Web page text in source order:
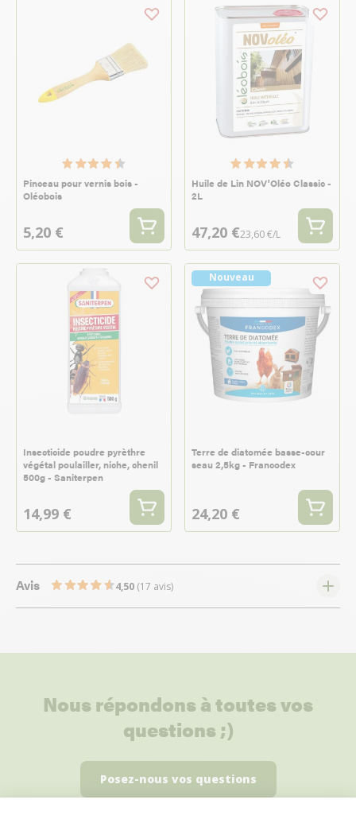
Pinceau pour vernis bois -
Oléobois
5,20 €
Huile de Lin NOV'Oléo Classic -
2L
47,20 €23,60 €/L
Insecticide poudre pyrèthre
végétal poulailler, niche, chenil
500g - Saniterpen
14,99 €
Nouveau
Terre de diatomée basse-cour
seau 2,5kg - Francodex
24,20 €
Avis 4,50 (17 avis)
Nous répondons à toutes vos
questions ;)
Posez-nous vos questions